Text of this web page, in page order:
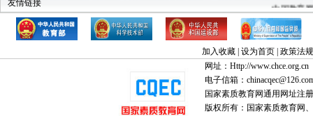
友情链接
中国教育
加入收藏| 设为首页| 政策法规
网址：Http://www.chce.org.cn
电子信箱：
国家素质教育网通用网址注
版权所有：国家素质教育网